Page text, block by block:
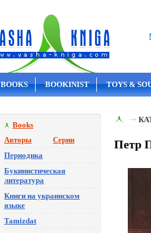
BOOKS BOOKINIST TOYS &
Books
Авторы
Серии
Периодика
Букинистическая
литература
Книги на украинском
языке
Tamizdat
Петр